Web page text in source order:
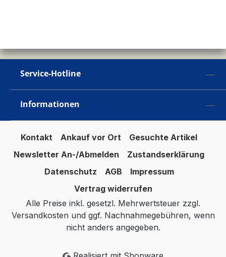
Service-Hotline
Informationen
Kontakt Ankauf vor Ort
Gesuchte Artikel
Newsletter An-/Abmelden
Zustandserklärung
Datenschutz
AGB
Impressum
Vertrag widerrufen
Alle Preise inkl. gesetzl. Mehrwertsteuer zzgl.
Versandkosten und ggf. Nachnahmegebühren, wenn
nicht anders angegeben.